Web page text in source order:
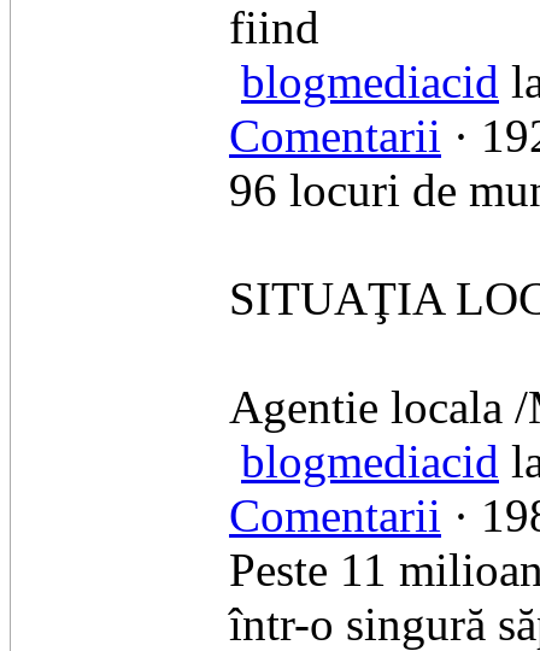
fiind
blogmediacid
Comentarii ·
96 locuri de
SITUAŢIA
Agentie locala
blogmediacid
Comentarii ·
Peste 11
într-o singură